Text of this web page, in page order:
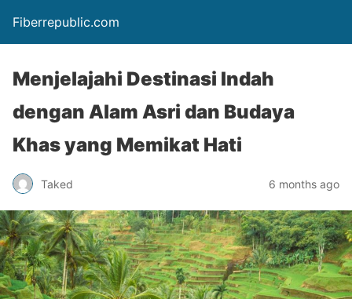
Fiberrepublic.com
Menjelajahi Destinasi Indah
dengan Alam Asri dan Budaya
Khas yang Memikat Hati
Taked 6 months ago